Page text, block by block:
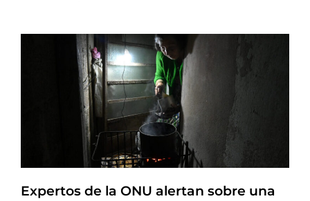
Expertos de la ONU alertan sobre una